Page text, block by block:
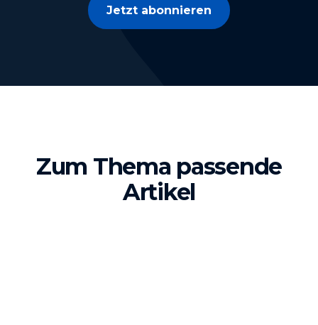
Jetzt abonnieren
Zum Thema passende
Artikel